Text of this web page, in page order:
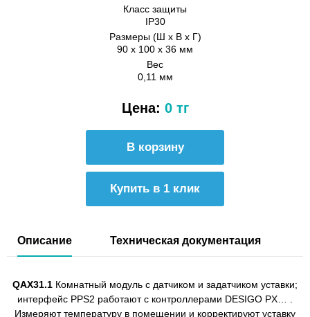
Класс защиты
IP30
Размеры (Ш х В х Г)
90 x 100 x 36 мм
Вес
0,11 мм
Цена: 0 тг
Купить в 1 клик
Описание Техническая документация
QAX31.1 Комнатный модуль с датчиком и задатчиком уставки;
интерфейс PPS2 работают с контроллерами DESIGO PX… .
Измеряют температуру в помещении и корректируют уставку